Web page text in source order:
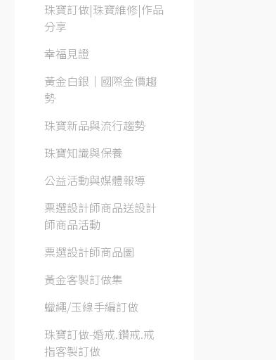
珠寶訂做|珠寶維修|作品
分享
幸福見證
黃金白銀│國際金價趨
勢
珠寶新品與流行趨勢
珠寶知識與保養
公益活動與媒體報導
票選設計師商品送設計
師商品活動
票選設計師商品圖
黃金客製訂做集
蠟繩/玉線手編訂做
珠寶訂做-婚戒.鑽戒.戒
指客製訂做